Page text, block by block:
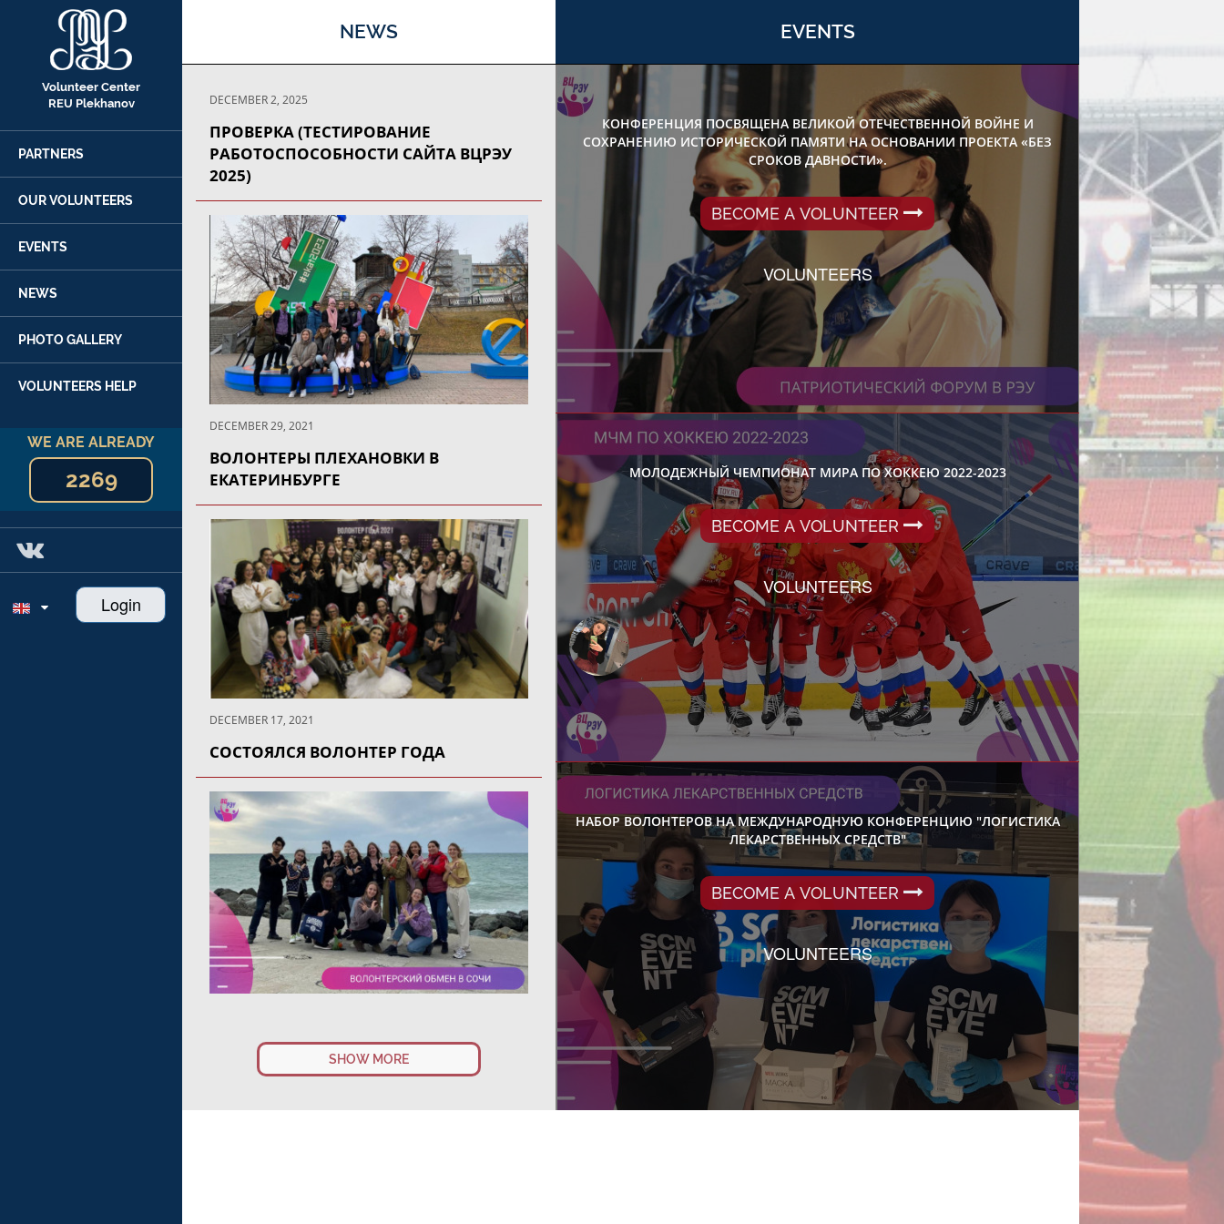
Volunteer Center
REU Plekhanov
PARTNERS
OUR VOLUNTEERS
EVENTS
NEWS
PHOTO GALLERY
VOLUNTEERS HELP
WE ARE ALREADY
2269
Login
NEWS EVENTS
DECEMBER 2, 2025
ПРОВЕРКА (ТЕСТИРОВАНИЕ
РАБОТОСПОСОБНОСТИ САЙТА ВЦРЭУ
2025)
DECEMBER 29, 2021
ВОЛОНТЕРЫ ПЛЕХАНОВКИ В
ЕКАТЕРИНБУРГЕ
DECEMBER 17, 2021
СОСТОЯЛСЯ ВОЛОНТЕР ГОДА
ВОЛОНТЕРСКИЙ ОБМЕН Г. СОЧИ
SHOW MORE
КОНФЕРЕНЦИЯ ПОСВЯЩЕНА ВЕЛИКОЙ ОТЕЧЕСТВЕННОЙ ВОЙНЕ И
СОХРАНЕНИЮ ИСТОРИЧЕСКОЙ ПАМЯТИ НА ОСНОВАНИИ ПРОЕКТА «БЕЗ
СРОКОВ ДАВНОСТИ».
BECOME A VOLUNTEER
VOLUNTEERS
МОЛОДЕЖНЫЙ ЧЕМПИОНАТ МИРА ПО ХОККЕЮ 2022-2023
BECOME A VOLUNTEER
VOLUNTEERS
НАБОР ВОЛОНТЕРОВ НА МЕЖДУНАРОДНУЮ КОНФЕРЕНЦИЮ "ЛОГИСТИКА
ЛЕКАРСТВЕННЫХ СРЕДСТВ"
BECOME A VOLUNTEER
VOLUNTEERS